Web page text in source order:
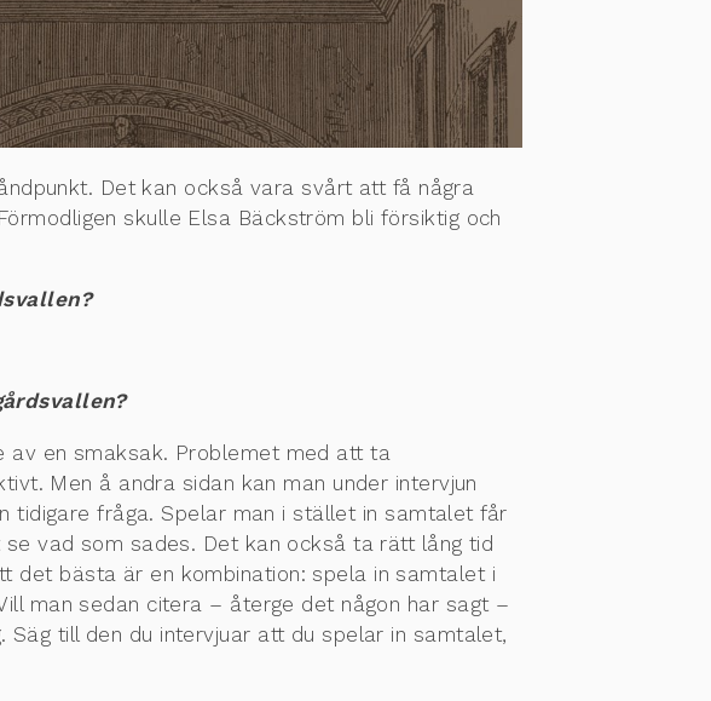
Det kan också vara svårt att få några
skulle Elsa Bäckström bli försiktig och
av en smaksak. Problemet med att ta
Men å andra sidan kan man under intervjun
tidigare fråga. Spelar man i stället in samtalet får
vad som sades. Det kan också ta rätt lång tid
det bästa är en kombination: spela in samtalet i
man sedan citera – återge det någon har sagt –
till den du intervjuar att du spelar in samtalet,